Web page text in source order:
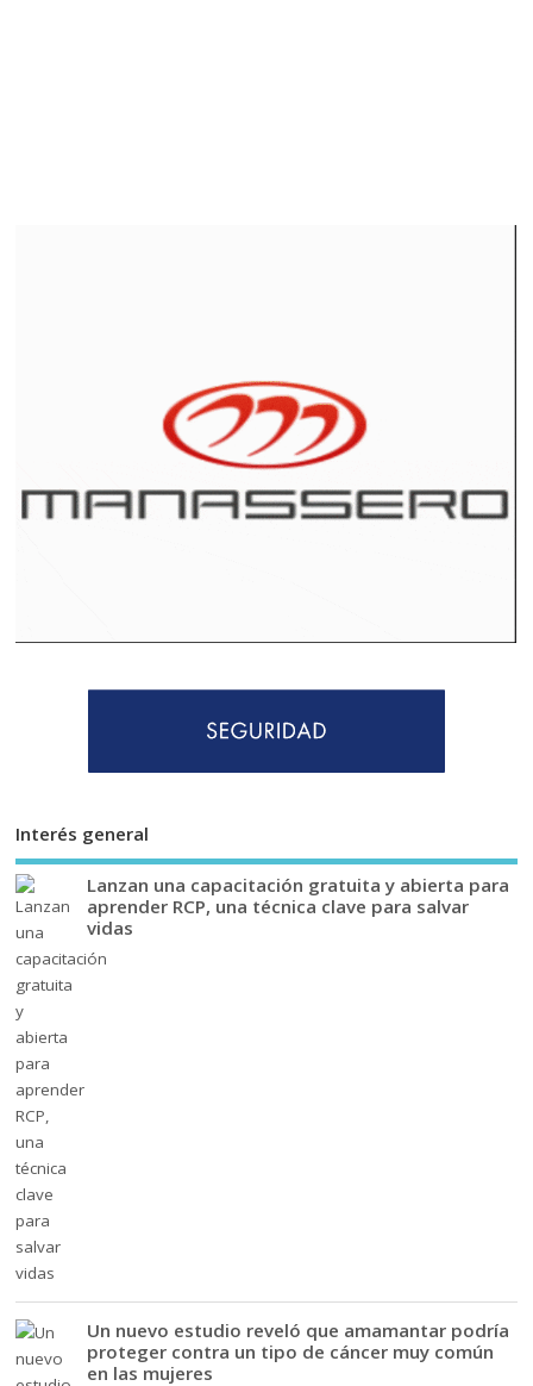
Interés general
Lanzan una capacitación gratuita y abierta para
aprender RCP, una técnica clave para salvar
vidas
Un nuevo estudio reveló que amamantar podría
proteger contra un tipo de cáncer muy común
en las mujeres